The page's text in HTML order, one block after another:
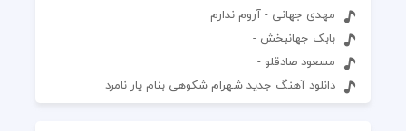
مهدی جهانی - آروم ندارم
بابک جهانبخش -
مسعود صادقلو -
دانلود آهنگ جدید شهرام شکوهی بنام یار نامرد